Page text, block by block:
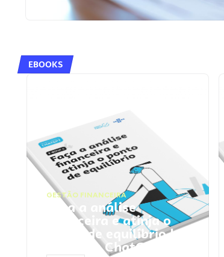
EBOOKS
GESTÃO FINANCEIRA
Faça a análise
financeira e atinja o
ponto de equilíbrio |
Prompts ChatGPT